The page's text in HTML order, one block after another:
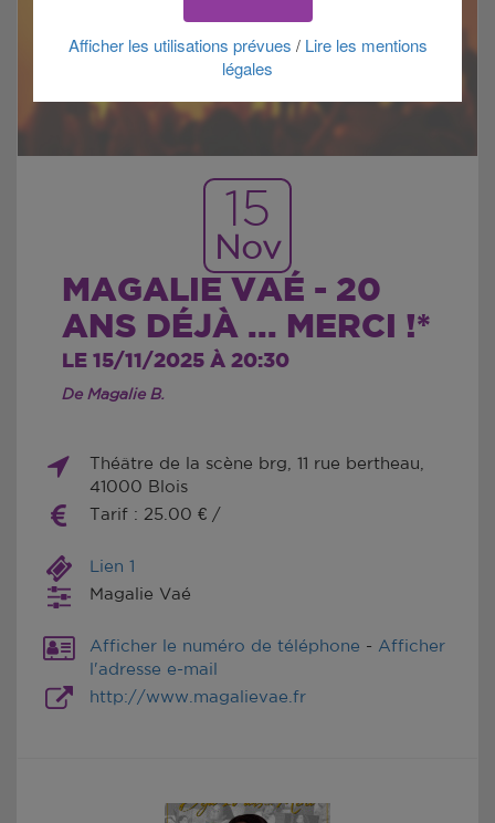
Afficher les utilisations prévues / Lire les mentions
légales
15
Nov
MAGALIE VAÉ - 20
ANS DÉJÀ ... MERCI !*
LE 15/11/2025 À 20:30
De Magalie B.
Théâtre de la scène brg, 11 rue bertheau,
41000 Blois
Tarif : 25.00 € /
Lien 1
Magalie Vaé
Afficher le numéro de téléphone - Afficher
l'adresse e-mail
http://www.magalievae.fr